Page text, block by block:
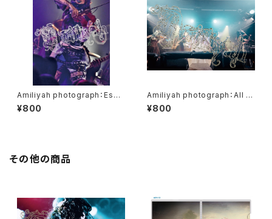
Amiliyah photograph：Eschi
ka No.1～No.10
¥800
Amiliyah photograph：All m
ember No.11～No.18
¥800
その他の商品